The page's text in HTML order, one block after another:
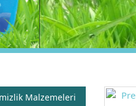
Malzemeleri